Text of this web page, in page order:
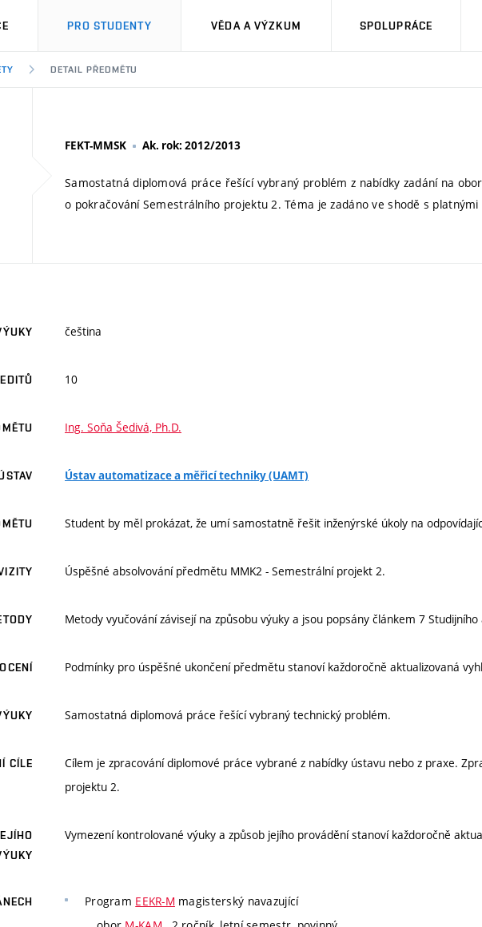
PRO STUDENTY VĚDA A VÝZKUM SPOLUPRÁCE
DETAIL PŘEDMĚTU
FEKT-MMSK Ak. rok: 2012/2013
Samostatná diplomová práce řešící vybraný problém z nabídky zadání na
o pokračování Semestrálního projektu 2. Téma je zadáno ve shodě s
čeština
10
Ing. Soňa Šedivá, Ph.D.
Ústav automatizace a měřicí techniky (UAMT)
Student by měl prokázat, že umí samostatně řešit inženýrské úkoly na
Úspěšné absolvování předmětu MMK2 - Semestrální projekt 2.
Metody vyučování závisejí na způsobu výuky a jsou popsány článkem 7 Studijního
Podmínky pro úspěšné ukončení předmětu stanoví každoročně aktualizovaná
Samostatná diplomová práce řešící vybraný technický problém.
CÍLE
Cílem je zpracování diplomové práce vybrané z nabídky ústavu nebo z praxe.
projektu 2.
Vymezení kontrolované výuky a způsob jejího provádění stanoví každoročně
Program EEKR-M magisterský navazující